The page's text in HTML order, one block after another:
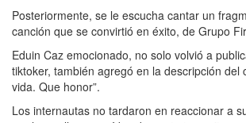
Posteriormente, se le escucha cantar un
canción que se convirtió en éxito, de Grupo
Eduin Caz emocionado, no solo volvió a
tiktoker, también agregó en la descripción del
vida. Que honor”.
Los internautas no tardaron en reaccionar a